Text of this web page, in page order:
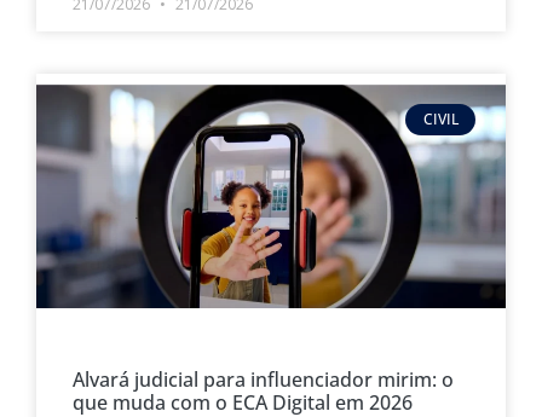
CIVIL
Alvará judicial para influenciador mirim: o
que muda com o ECA Digital em 2026